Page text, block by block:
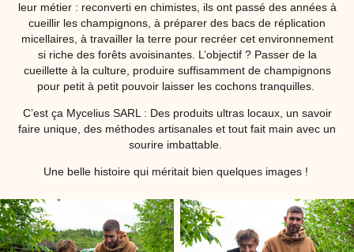
leur métier : reconverti en chimistes, ils ont passé des années à
cueillir les champignons, à préparer des bacs de réplication
micellaires, à travailler la terre pour recréer cet environnement
si riche des forêts avoisinantes. L’objectif ? Passer de la
cueillette à la culture, produire suffisamment de champignons
pour petit à petit pouvoir laisser les cochons tranquilles.
C’est ça Mycelius SARL : Des produits ultras locaux, un savoir
faire unique, des méthodes artisanales et tout fait main avec un
sourire imbattable.
Une belle histoire qui méritait bien quelques images !